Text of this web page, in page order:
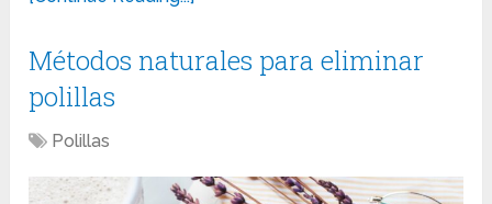
Métodos naturales para eliminar
polillas
Polillas